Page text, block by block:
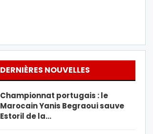
DERNIÈRES NOUVELLES
Championnat portugais : le
Marocain Yanis Begraoui sauve
Estoril de la…